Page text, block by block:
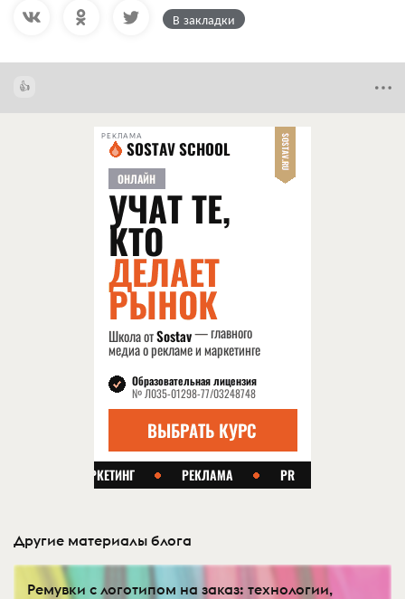
В закладки
РЕКЛАМА
Другие материалы блога
Ремувки с логотипом на заказ: технологии,